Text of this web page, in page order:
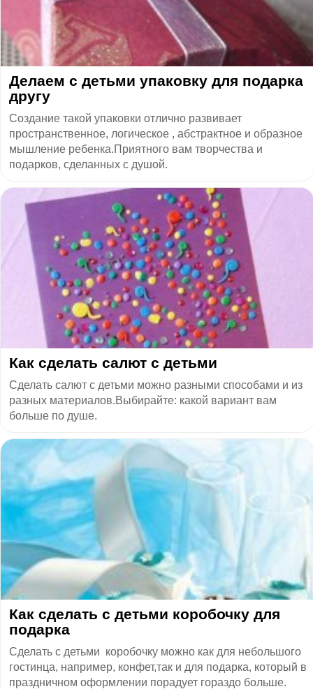
Делаем с детьми упаковку для подарка
другу
Создание такой упаковки отлично развивает
пространственное, логическое , абстрактное и образное
мышление ребенка.Приятного вам творчества и
подарков, сделанных с душой.
Как сделать салют с детьми
Сделать салют с детьми можно разными способами и из
разных материалов.Выбирайте: какой вариант вам
больше по душе.
Как сделать с детьми коробочку для
подарка
Сделать с детьми коробочку можно как для небольшого
гостинца, например, конфет,так и для подарка, который в
праздничном оформлении порадует гораздо больше.